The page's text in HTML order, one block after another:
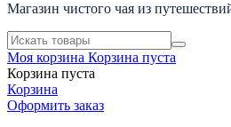
Магазин чистого чая из
Моя корзина Корзина пуста
Корзина пуста
Корзина
Оформить заказ